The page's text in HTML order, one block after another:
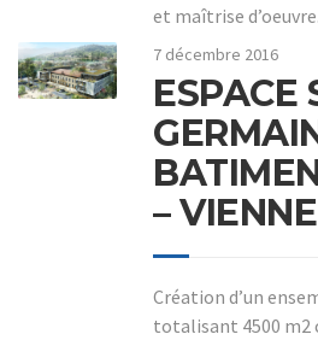
et maîtrise d’oeuvre.
7 décembre 2016
ESPACE
– VIENNE
Création d’un
totalisant 4500 m2